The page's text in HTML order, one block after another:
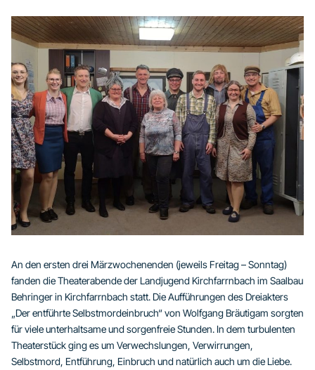
An den ersten drei Märzwochenenden (jeweils Freitag – Sonntag)
fanden die Theaterabende der Landjugend Kirchfarrnbach im Saalbau
Behringer in Kirchfarrnbach statt. Die Aufführungen des Dreiakters
„Der entführte Selbstmordeinbruch“ von Wolfgang Bräutigam sorgten
für viele unterhaltsame und sorgenfreie Stunden. In dem turbulenten
Theaterstück ging es um Verwechslungen, Verwirrungen,
Selbstmord, Entführung, Einbruch und natürlich auch um die Liebe.